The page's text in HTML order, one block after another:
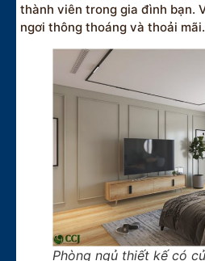
thành viên trong gia đình bạn.
ngơi thông thoáng và thoải mãi.
Phòng ngủ thiết kế có